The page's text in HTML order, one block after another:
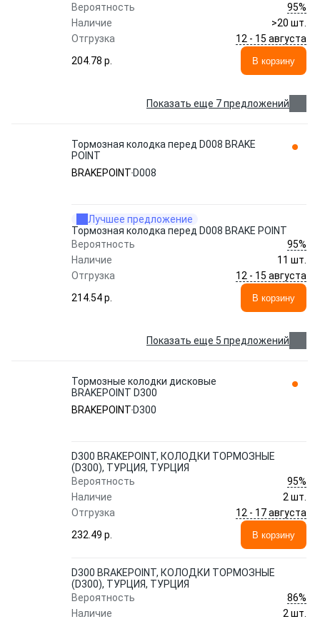
Вероятность
95%
Наличие
>20 шт.
Отгрузка
12 - 15 августа
204.78 p.
В корзину
Показать еще 7 предложений
Тормозная колодка перед D008 BRAKE
POINT
BRAKEPOINT D008
Лучшее предложение
Тормозная колодка перед D008 BRAKE POINT
Вероятность
95%
Наличие
11 шт.
Отгрузка
12 - 15 августа
214.54 p.
В корзину
Показать еще 5 предложений
Тормозные колодки дисковые
BRAKEPOINT D300
BRAKEPOINT D300
D300 BRAKEPOINT, КОЛОДКИ ТОРМОЗНЫЕ
(D300), ТУРЦИЯ, ТУРЦИЯ
Вероятность
95%
Наличие
2 шт.
Отгрузка
12 - 17 августа
232.49 p.
В корзину
D300 BRAKEPOINT, КОЛОДКИ ТОРМОЗНЫЕ
(D300), ТУРЦИЯ, ТУРЦИЯ
Вероятность
86%
Наличие
2 шт.